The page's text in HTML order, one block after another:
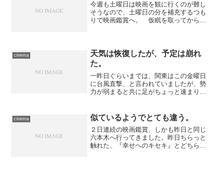
今週も土曜日は映画を観に行くのが難し
そうなので、土曜日の分を補充するつも
りで映画鑑賞へ。 仮眠を取ってから、
い。しかも次候補に考えて...
cinema
天気は恢復したが、予定は崩れ
た。
一昨日ぐらいまでは、関東はこの金曜日
に台風直撃、と言われていましたが、勢
力が弱まると共に足がちょっと速まり、
ありましたが、全体としては大きな影響
が出なくて幸いでした。 ...
cinema 似ているようでとても違う。
２日連続の映画鑑賞、しかも昨日と同じ
六本木へ行ってきました。昨日ちらっと
触れた、『幸せへのキセキ』とどちらに